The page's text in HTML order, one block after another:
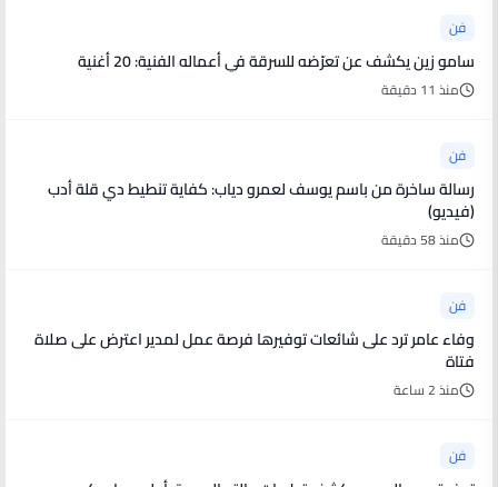
فن
سامو زين يكشف عن تعرّضه للسرقة في أعماله الفنية: 20 أغنية
منذ 11 دقيقة
فن
رسالة ساخرة من باسم يوسف لعمرو دياب: كفاية تنطيط دي قلة أدب
(فيديو)
منذ 58 دقيقة
فن
وفاء عامر ترد على شائعات توفيرها فرصة عمل لمدير اعترض على صلاة
فتاة
منذ 2 ساعة
فن